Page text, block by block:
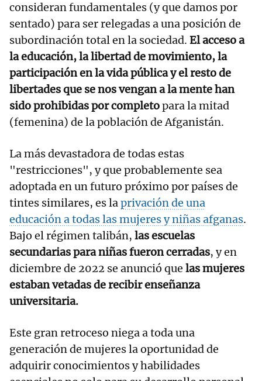
consideran fundamentales (y que damos por
sentado) para ser relegadas a una posición de
subordinación total en la sociedad. El acceso a
la educación, la libertad de movimiento, la
participación en la vida pública y el resto de
libertades que se nos vengan a la mente han
sido prohibidas por completopara la mitad
(femenina) de la población de Afganistán.
La más devastadora de todas estas
"restricciones", y que probablemente sea
adoptada en un futuro próximo por países de
tintes similares, es laprivación de una
educación a todas las mujeres y niñas afganas.
Bajo el régimen talibán, las escuelas
secundarias para niñas fueron cerradas, y en
diciembre de 2022 se anunció que las mujeres
estaban vetadas de recibir enseñanza
universitaria.
Este gran retroceso niega a toda una
generación de mujeres la oportunidad de
adquirir conocimientos y habilidades